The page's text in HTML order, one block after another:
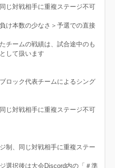
じ対戦相手に重複ステージ不可
け本数の少なさ＞予選での直接
チームの戦績は、試合途中のも
して扱います
ロック代表チームによるシング
じ対戦相手に重複ステージ不可
制、同じ対戦相手に重複ステー
選択後は大会Discord内の「＃準